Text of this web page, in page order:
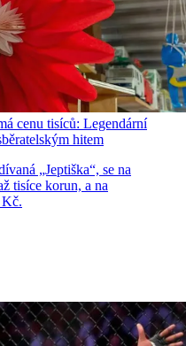
cenu tisíců: Legendární
hitem
„Jeptiška“, se na
tisíce korun, a na
Kč.